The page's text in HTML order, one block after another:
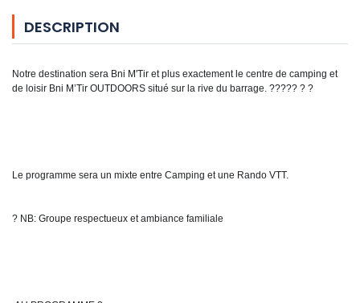
DESCRIPTION
Notre destination sera Bni M'Tir et plus exactement le centre de camping et
de loisir Bni M’Tir OUTDOORS situé sur la rive du barrage. ????? ? ?
Le programme sera un mixte entre Camping et une Rando VTT.
? NB: Groupe respectueux et ambiance familiale